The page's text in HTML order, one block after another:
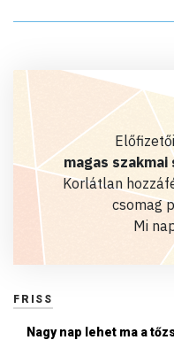
magas szakmai
Korlátlan
csomag
Mi
FRISS
Nagy nap lehet ma a